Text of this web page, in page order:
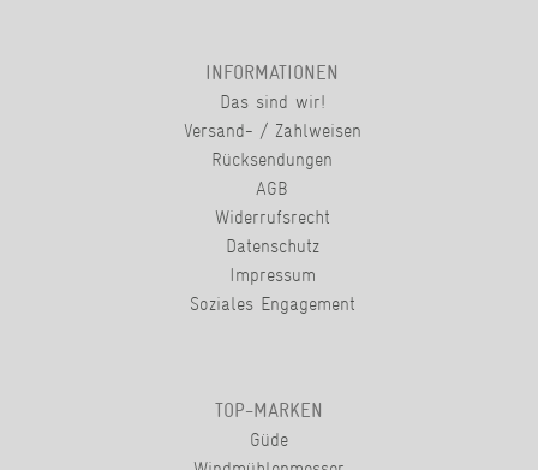
INFORMATIONEN
Das sind wir!
Versand- / Zahlweisen
Rücksendungen
AGB
Widerrufsrecht
Datenschutz
Impressum
Soziales Engagement
TOP-MARKEN
Güde